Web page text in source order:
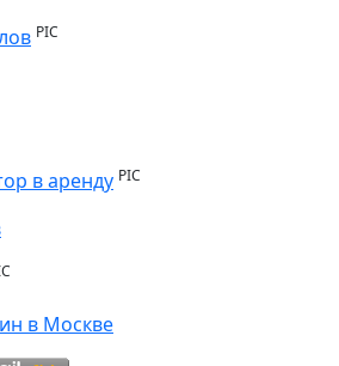
PIC
в аренду PIC
в Москве